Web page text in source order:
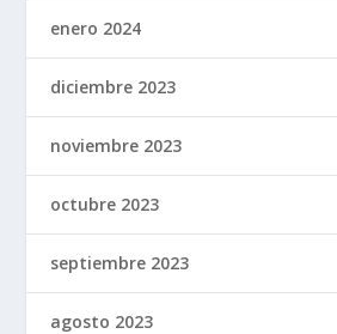
enero 2024
diciembre 2023
noviembre 2023
octubre 2023
septiembre 2023
agosto 2023